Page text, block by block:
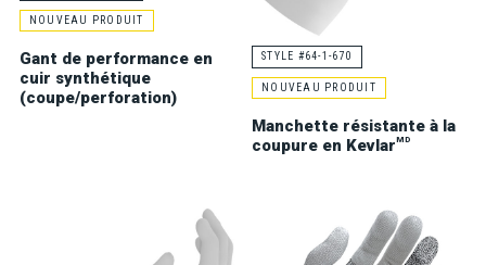
NOUVEAU PRODUIT
Gant de performance en
cuir synthétique
(coupe/perforation)
STYLE #64-1-670
NOUVEAU PRODUIT
Manchette résistante à la
coupure en KevlarMD